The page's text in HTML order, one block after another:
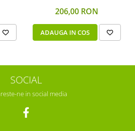
206,00 RON
ADAUGA IN COS
SOCIAL
ne in social media